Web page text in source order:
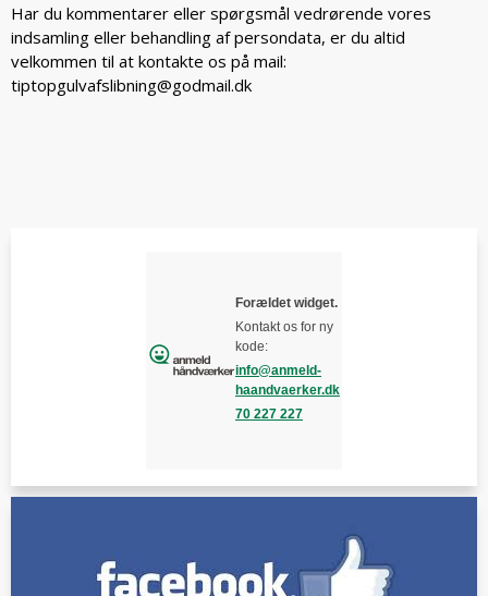
Har du kommentarer eller spørgsmål vedrørende vores
indsamling eller behandling af persondata, er du altid
velkommen til at kontakte os på mail:
tiptopgulvafslibning@godmail.dk